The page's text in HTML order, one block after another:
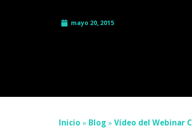
mayo 20, 2015
Inicio » Blog » Vídeo del Webinar